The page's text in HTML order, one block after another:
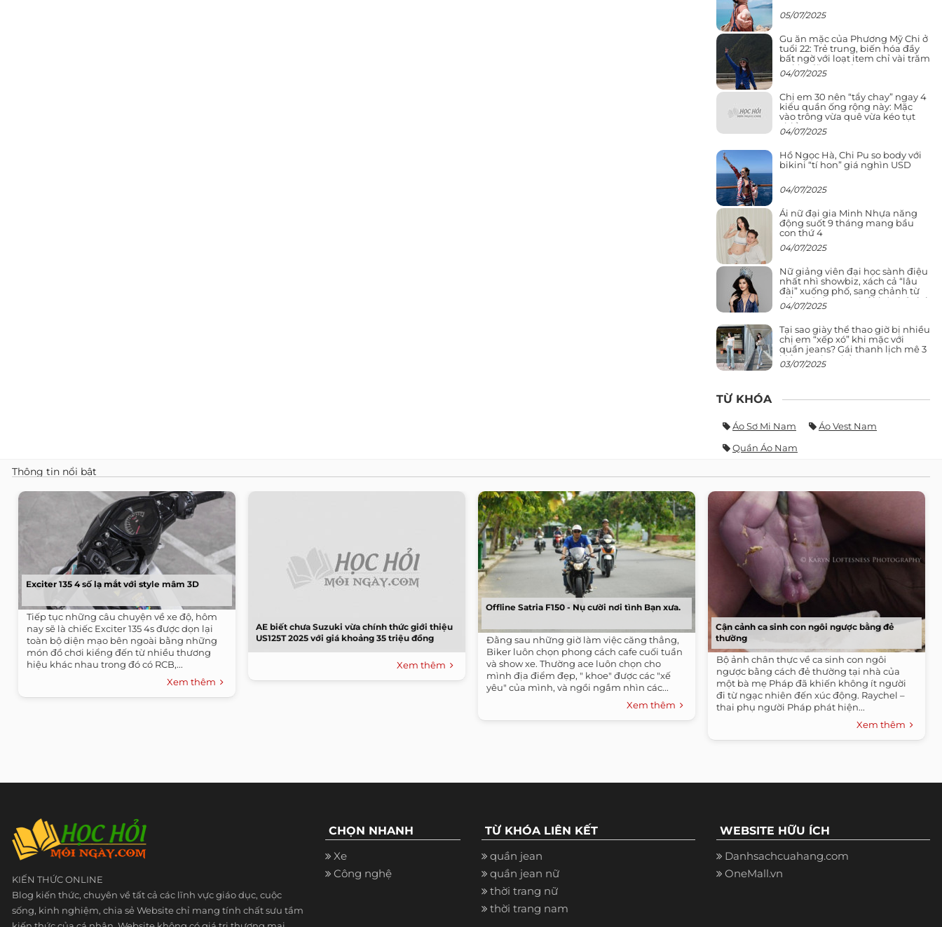
05/07/2025
Gu ăn mặc của Phương Mỹ Chi ở
tuổi 22: Trẻ trung, biến hóa đầy
bất ngờ với loạt item chỉ vài trăm
nghìn đã mua được
04/07/2025
Chị em 30 nên “tẩy chay” ngay 4
kiểu quần ống rộng này: Mặc
vào trông vừa quê vừa kéo tụt
chiều cao
04/07/2025
Hồ Ngọc Hà, Chi Pu so body với
bikini “tí hon” giá nghìn USD
04/07/2025
Ái nữ đại gia Minh Nhựa năng
động suốt 9 tháng mang bầu
con thứ 4
04/07/2025
Nữ giảng viên đại học sành điệu
nhất nhì showbiz, xách cả “lâu
đài” xuống phố, sang chảnh từ
giảng đường ra phố khó ai đọ lại
04/07/2025
Tại sao giày thể thao giờ bị nhiều
chị em “xếp xó” khi mặc với
quần jeans? Gái thanh lịch mê 3
kiểu này hơn hẳn
03/07/2025
TỪ KHÓA
Áo Sơ Mi Nam
Áo Vest Nam
Quần Áo Nam
Thông tin nổi bật
Exciter 135 4 số lạ mắt với style mâm 3D
Tiếp tục những câu chuyện về xe độ, hôm
nay sẽ là chiếc Exciter 135 4s được dọn lại
toàn bộ diện mạo bên ngoài bằng những
món đồ chơi kiểng đến từ nhiều thương
hiệu khác nhau trong đó có RCB,...
Xem thêm
AE biết chưa Suzuki vừa chính thức giới thiệu
US125T 2025 với giá khoảng 35 triệu đồng
Xem thêm
Offline Satria F150 - Nụ cười nơi tình Bạn xưa.
Đằng sau những giờ làm việc căng thẳng,
Biker luôn chọn phong cách cafe cuối tuần
và show xe. Thường ace luôn chọn cho
mình địa điểm đẹp, " khoe" được các "xế
yêu" của mình, và ngồi ngắm nhìn các...
Xem thêm
Cận cảnh ca sinh con ngôi ngược bằng đẻ
thường
Bộ ảnh chân thực về ca sinh con ngôi
ngược bằng cách đẻ thường tại nhà của
một bà mẹ Pháp đã khiến không ít người
đi từ ngạc nhiên đến xúc động. Raychel –
thai phụ người Pháp phát hiện...
Xem thêm
KIẾN THỨC ONLINE
Blog kiến thức, chuyên về tất cả các lĩnh vực giáo dục, cuộc
sống, kinh nghiệm, chia sẻ Website chỉ mang tính chất sưu tầm
CHỌN NHANH
Xe
Công nghệ
TỪ KHÓA LIÊN KẾT
quần jean
quần jean nữ
thời trang nữ
thời trang nam
WEBSITE HỮU ÍCH
Danhsachcuahang.com
OneMall.vn